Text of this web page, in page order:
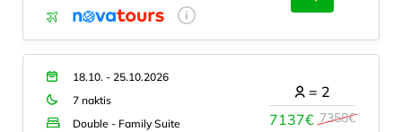
18.10. - 25.10.2026
7 naktis
Double - Family Suite
7137€ 7358€
= 2